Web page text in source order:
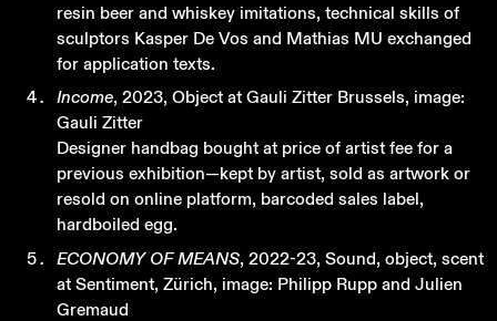
resin beer and whiskey imitations, technical skills of
sculptors Kasper De Vos and Mathias MU exchanged
for application texts.
Income, 2023, Object at Gauli Zitter Brussels, image:
Gauli Zitter
Designer handbag bought at price of artist fee for a
previous exhibition—kept by artist, sold as artwork or
resold on online platform, barcoded sales label,
hardboiled egg.
ECONOMY OF MEANS, 2022-23, Sound, object, scent
at Sentiment, Zürich, image: Philipp Rupp and Julien
Gremaud